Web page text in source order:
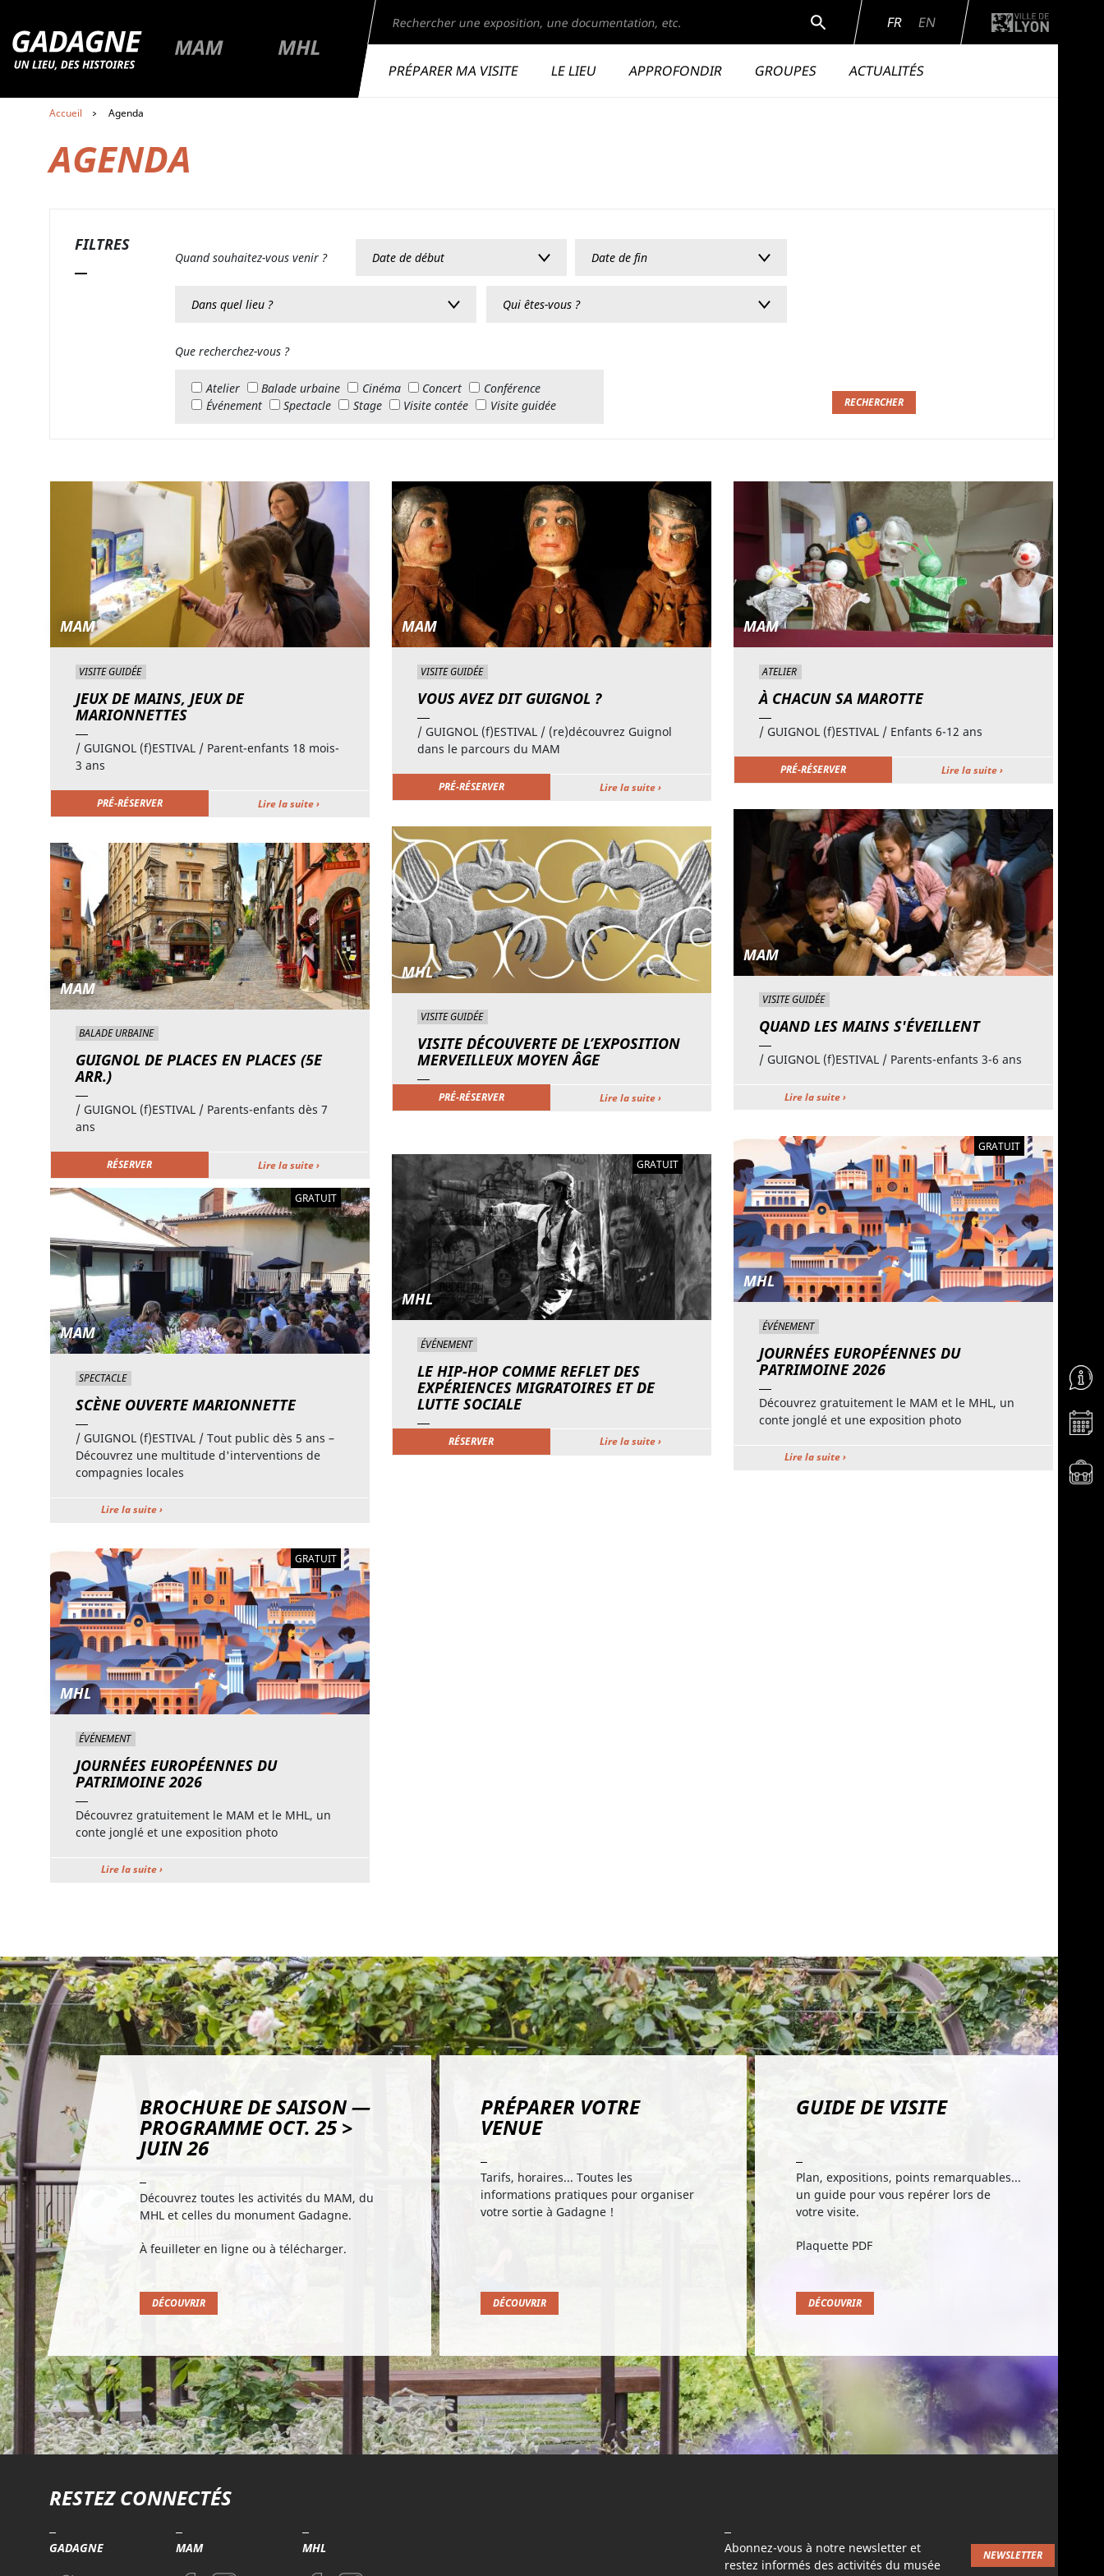
Aller au contenu
Aller au premier menu de navigation
Aller à la page du musée Gadagne
Aller à la page du musée MAM
Aller à la page du muséeMHL
Rechercher
Rechercher FR EN
Second niveau de navigation
PRÉPARER MA VISITE LE LIEU APPROFONDIR GROUPES ACTUALITÉS
Accueil Agenda
AGENDA
FILTRES
Quand souhaitez-vous venir ?
Que recherchez-vous ?
Atelier Balade urbaine Cinéma Concert
Conférence
Événement
Spectacle Stage Visite contée Visite guidée
MAM
VISITE GUIDÉE
JEUX DE MAINS, JEUX DE
MARIONNETTES
/ GUIGNOL (f)ESTIVAL / Parent-enfants 18 mois-
3 ans
PRÉ-RÉSERVER Lire la suite ›
MAM
VISITE GUIDÉE
VOUS AVEZ DIT GUIGNOL ?
/ GUIGNOL (f)ESTIVAL / (re)découvrez Guignol
dans le parcours du MAM
PRÉ-RÉSERVER Lire la suite ›
MAM
ATELIER
À CHACUN SA MAROTTE
/ GUIGNOL (f)ESTIVAL / Enfants 6-12 ans
PRÉ-RÉSERVER Lire la suite ›
MAM
BALADE URBAINE
GUIGNOL DE PLACES EN PLACES (5E
ARR.)
/ GUIGNOL (f)ESTIVAL / Parents-enfants dès 7
ans
RÉSERVER Lire la suite ›
MHL
VISITE GUIDÉE
VISITE DÉCOUVERTE DE L’EXPOSITION
MERVEILLEUX MOYEN ÂGE
PRÉ-RÉSERVER Lire la suite ›
MAM
VISITE GUIDÉE
QUAND LES MAINS S'ÉVEILLENT
/ GUIGNOL (f)ESTIVAL / Parents-enfants 3-6 ans
Lire la suite ›
GRATUIT
MAM
SPECTACLE
SCÈNE OUVERTE MARIONNETTE
/ GUIGNOL (f)ESTIVAL / Tout public dès 5 ans –
Découvrez une multitude d'interventions de
compagnies locales
Lire la suite ›
GRATUIT
MHL
ÉVÉNEMENT
LE HIP-HOP COMME REFLET DES
EXPÉRIENCES MIGRATOIRES ET DE
LUTTE SOCIALE
RÉSERVER Lire la suite ›
GRATUIT
MHL
ÉVÉNEMENT
JOURNÉES EUROPÉENNES DU
PATRIMOINE 2026
Découvrez gratuitement le MAM et le MHL, un
conte jonglé et une exposition photo
Lire la suite ›
GRATUIT
MHL
ÉVÉNEMENT
JOURNÉES EUROPÉENNES DU
PATRIMOINE 2026
Découvrez gratuitement le MAM et le MHL, un
conte jonglé et une exposition photo
Lire la suite ›
Troisième niveau de navigation
Aller
Aller
Aller
BROCHURE DE SAISON —
PROGRAMME OCT. 25 >
JUIN 26
Découvrez toutes les activités du MAM, du
MHL et celles du monument Gadagne.
À feuilleter en ligne ou à télécharger.
DÉCOUVRIR
PRÉPARER VOTRE
VENUE
Tarifs, horaires... Toutes les
informations pratiques pour organiser
votre sortie à Gadagne !
DÉCOUVRIR
GUIDE DE VISITE
Plan, expositions, points remarquables...
un guide pour vous repérer lors de
votre visite.
Plaquette PDF
DÉCOUVRIR
RESTEZ CONNECTÉS
GADAGNE MAM MHL
Abonnez-vous à notre newsletter et
restez informés des activités du musée
NEWSLETTER